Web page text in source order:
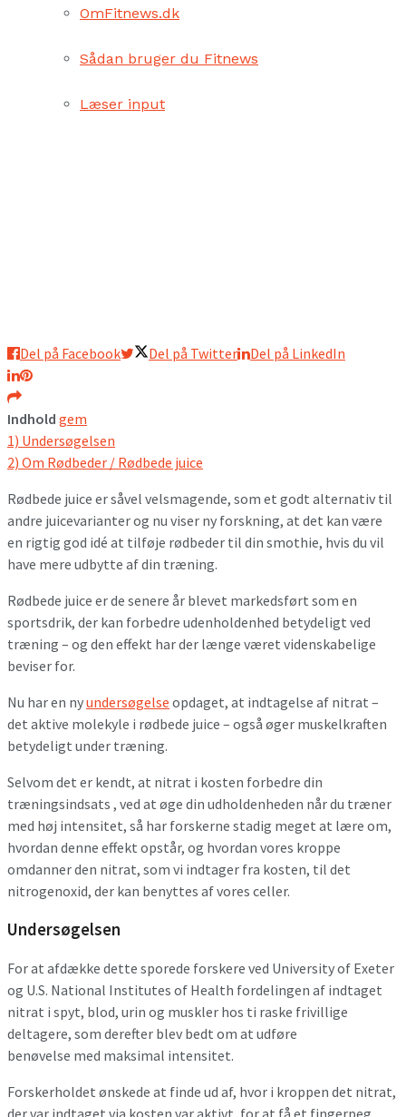
OmFitnews.dk
Sådan bruger du Fitnews
Læser input
Del på Facebook Del på Twitter Del på LinkedIn
Indhold gem
1) Undersøgelsen
2) Om Rødbeder / Rødbede juice
Rødbede juice er såvel velsmagende, som et godt alternativ til
andre juicevarianter og nu viser ny forskning, at det kan være
en rigtig god idé at tilføje rødbeder til din smothie, hvis du vil
have mere udbytte af din træning.
Rødbede juice er de senere år blevet markedsført som en
sportsdrik, der kan forbedre udenholdenhed betydeligt ved
træning – og den effekt har der længe været videnskabelige
beviser for.
Nu har en nyundersøgelse opdaget, at indtagelse af nitrat –
det aktive molekyle i rødbede juice – også øger muskelkraften
betydeligt under træning.
Selvom det er kendt, at nitrat i kosten forbedre din
træningsindsats , ved at øge din udholdenheden når du træner
med høj intensitet, så har forskerne stadig meget at lære om,
hvordan denne effekt opstår, og hvordan vores kroppe
omdanner den nitrat, som vi indtager fra kosten, til det
nitrogenoxid, der kan benyttes af vores celler.
Undersøgelsen
For at afdække dette sporede forskere ved University of Exeter
og U.S. National Institutes of Health fordelingen af indtaget
nitrat i spyt, blod, urin og muskler hos ti raske frivillige
deltagere, som derefter blev bedt om at udføre
benøvelse med maksimal intensitet.
Forskerholdet ønskede at finde ud af, hvor i kroppen det nitrat,